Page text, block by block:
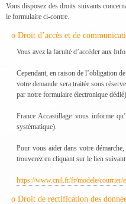
Vous disposez des droits suivants
le formulaire ci-contre.
o Droit d’accès et de
Vous avez la faculté d’accéder aux
Cependant, en raison de l’obligation
votre demande sera traitée sous
par notre formulaire électronique
France Accastillage vous informe
systématique).
Pour vous aider dans votre
trouverez en cliquant sur le lien
https://www.cnil.fr/fr/modele/courrier/
o Droit de rectification des